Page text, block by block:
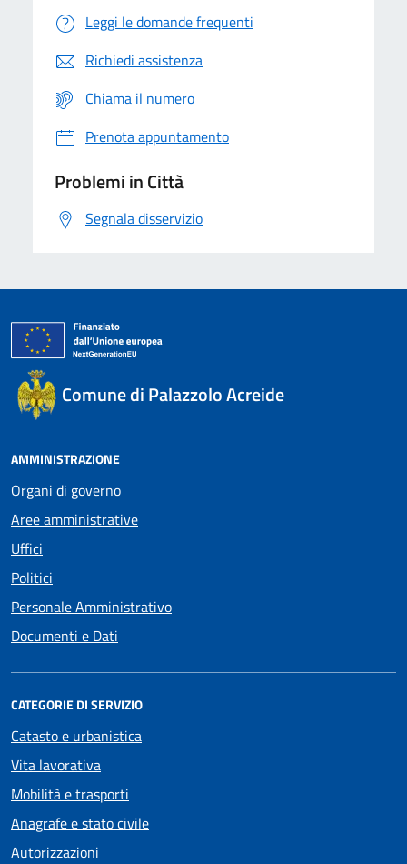
Leggi le domande frequenti
Richiedi assistenza
Chiama il numero
Prenota appuntamento
Problemi in Città
Segnala disservizio
Comune di Palazzolo Acreide
AMMINISTRAZIONE
Organi di governo
Aree amministrative
Uffici
Politici
Personale Amministrativo
Documenti e Dati
CATEGORIE DI SERVIZIO
Catasto e urbanistica
Vita lavorativa
Mobilità e trasporti
Anagrafe e stato civile
Autorizzazioni